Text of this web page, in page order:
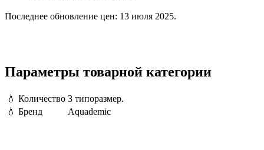
Последнее обновление цен: 13 июля 2025.
Параметры товарной категории
💧 Количество 3 типоразмер.
💧 Бренд Aquademic